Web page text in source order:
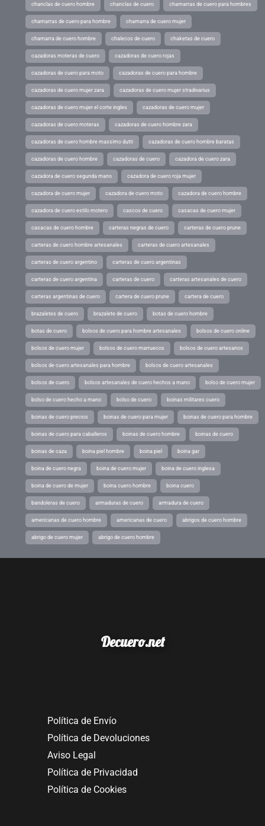
chanclas de cuero hombre chanclas de cuero chamarras de cuero para hombres
chamarras de cuero para hombre chamarra de cuero mujer
chamarra de cuero hombre chalecos de cuero chaketas de cuero
cazadoras moteras de cuero cazadoras de cuero rojas
cazadoras de cuero para moto cazadoras de cuero para hombre
cazadoras de cuero mujer zara cazadoras de cuero mujer stradivarius
cazadoras de cuero mujer el corte ingles cazadoras de cuero mujer
cazadoras de cuero moteras cazadoras de cuero hombre zara
cazadoras de cuero hombre massimo dutti cazadoras de cuero hombre baratas
cazadoras de cuero hombre cazadoras de cuero cazadora de cuero zara
cazadora de cuero segunda mano cazadora de cuero roja mujer
cazadora de cuero mujer cazadora de cuero moto cazadora de cuero hombre
cazadora de cuero estilo motero cascos de cuero casacas de cuero mujer
casacas de cuero hombre carteras negras de cuero carteras de cuero prune
carteras de cuero hombre artesanales carteras de cuero artesanales
carteras de cuero argentino carteras de cuero argentinas
carteras de cuero argentina carteras de cuero carteras artesanales de cuero
carteras argentinas de cuero cartera de cuero prune cartera de cuero
brazaletes de cuero brazalete de cuero botas de cuero hombre
botas de cuero bolsos de cuero para hombre artesanales bolsos de cuero online
bolsos de cuero mujer bolsos de cuero marruecos bolsos de cuero artesanos
bolsos de cuero artesanales para hombre bolsos de cuero artesanales
bolsos de cuero bolsos artesanales de cuero hechos a mano bolso de cuero mujer
bolso de cuero hecho a mano bolso de cuero boinas militares cuero
boinas de cuero precios boinas de cuero para mujer boinas de cuero para hombre
boinas de cuero para caballeros boinas de cuero hombre boinas de cuero
boinas de caza boina piel hombre boina piel boina gar
boina de cuero negra boina de cuero mujer boina de cuero inglesa
boina de cuero de mujer boina cuero hombre boina cuero
bandoleras de cuero armaduras de cuero armadura de cuero
americanas de cuero hombre americanas de cuero abrigos de cuero hombre
abrigo de cuero mujer abrigo de cuero hombre
Decuero.net
Política de Envío
Política de Devoluciones
Aviso Legal
Política de Privacidad
Política de Cookies